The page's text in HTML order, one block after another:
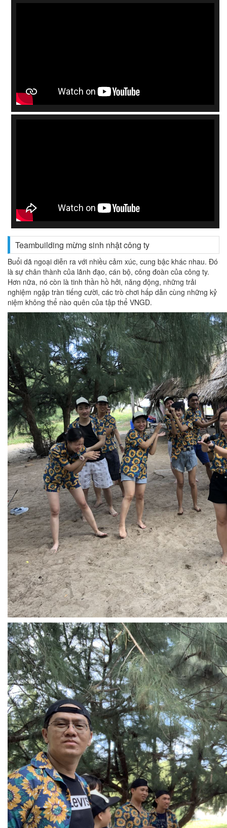
Teambuilding mừng sinh nhật công ty
Buổi dã ngoại diễn ra với nhiều cảm xúc, cung bậc khác nhau. Đó
là sự chân thành của lãnh đạo, cán bộ, công đoàn của công ty.
Hơn nữa, nó còn là tinh thần hồ hởi, năng động, những trải
nghiệm ngập tràn tiếng cười, các trò chơi hấp dẫn cùng những kỷ
niệm không thể nào quên của tập thể VNGD.